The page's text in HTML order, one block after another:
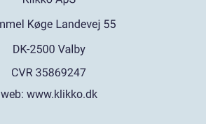
web: www.klikko.dk